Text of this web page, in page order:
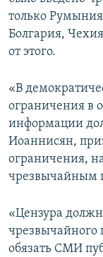
только
Болгария,
от этого.
«В
ограничения в
информации
Иоаннисян,
ограничения,
чрезвычайным
«Цензура
обязать СМИ